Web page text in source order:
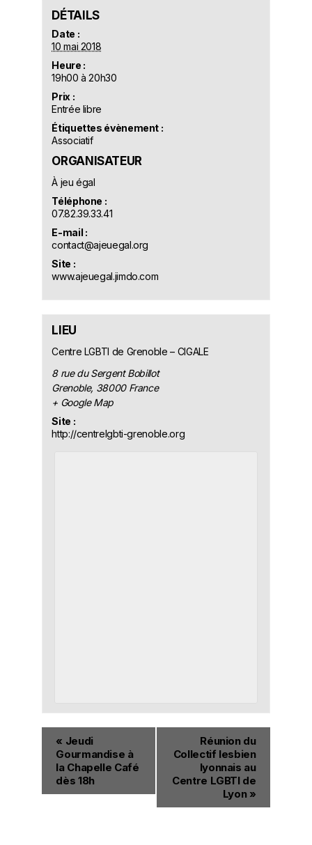
DÉTAILS
Date :
10 mai 2018
Heure :
19h00 à 20h30
Prix :
Entrée libre
Étiquettes évènement :
Associatif
ORGANISATEUR
À jeu égal
Téléphone :
07.82.39.33.41
E-mail :
contact@ajeuegal.org
Site :
www.ajeuegal.jimdo.com
LIEU
Centre LGBTI de Grenoble – CIGALE
8 rue du Sergent Bobillot
Grenoble, 38000 France
+ Google Map
Site :
http://centrelgbti-grenoble.org
« Jeudi
Gourmandise à
la Chapelle Café
dès 18h
Réunion du
Collectif lesbien
lyonnais au
Centre LGBTI de
Lyon »